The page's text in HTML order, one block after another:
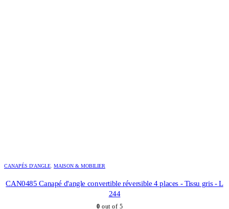
CANAPÉS D'ANGLE MAISON & MOBILIER
CAN0485 Canapé d'angle convertible réversible 4 places - Tissu gris - L
244
0 out of 5